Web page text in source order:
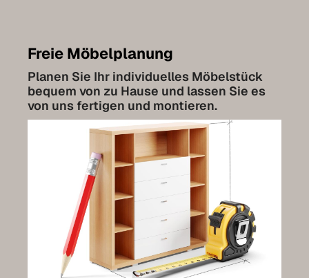
Freie Möbelplanung
Planen Sie Ihr individuelles Möbelstück
bequem von zu Hause und lassen Sie es
von uns fertigen und montieren.
Regale
Sideboards
Wandschränke
Qualität unserer Möbel
Referenzen
Kontakt